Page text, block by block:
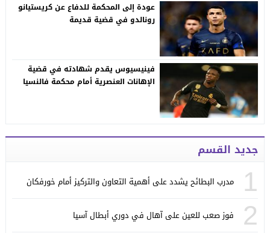
عودة إلى المحكمة للدفاع عن كريستيانو
رونالدو في قضية قديمة
فينيسيوس يقدم شهادته في قضية
الإهانات العنصرية أمام محكمة فالنسيا
جديد القسم
1 مدرب البطائح يشدد على أهمية التعاون والتركيز أمام خورفكان
2 فوز صعب للعين على آهال في دوري أبطال آسيا